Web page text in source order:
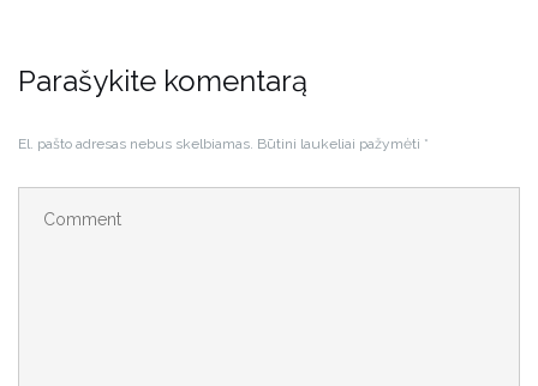
Parašykite komentarą
El. pašto adresas nebus skelbiamas. Būtini laukeliai pažymėti *